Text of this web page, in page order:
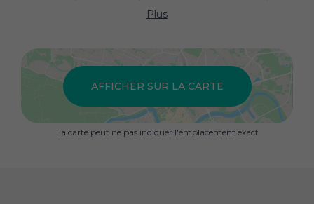
Bien A La MER
Carte T Cpi 025 040
Rcp Acm Iard B1
Plus
AFFICHER SUR LA CARTE
La carte peut ne pas indiquer l'emplacement exact